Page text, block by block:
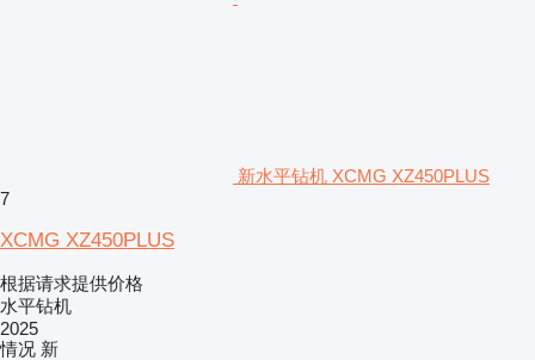
新水平钻机 XCMG XZ450PLUS
7
XCMG XZ450PLUS
根据请求提供价格
水平钻机
2025
情况 新